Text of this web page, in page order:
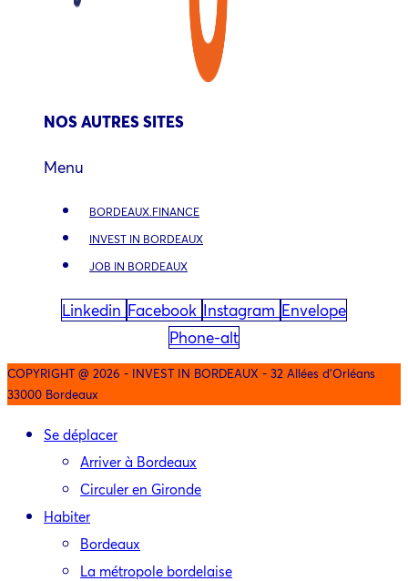
NOS AUTRES SITES
Menu
BORDEAUX.FINANCE
INVEST IN BORDEAUX
JOB IN BORDEAUX
Linkedin Facebook Instagram Envelope
Phone-alt
COPYRIGHT @ 2026 - INVEST IN BORDEAUX - 32 Allées d'Orléans
33000 Bordeaux
Se déplacer
Arriver à Bordeaux
Circuler en Gironde
Habiter
Bordeaux
La métropole bordelaise